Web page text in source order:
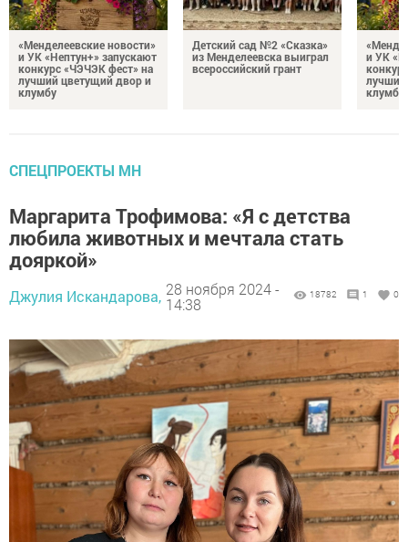
«Менделеевские новости»
и УК «Нептун+» запускают
конкурс «ЧЭЧЭК фест» на
лучший цветущий двор и
клумбу
Детский сад №2 «Сказка»
из Менделеевска выиграл
всероссийский грант
и УК
лучший
клумбу
СПЕЦПРОЕКТЫ МН
Маргарита Трофимова: «Я с детства
любила животных и мечтала стать
дояркой»
Джулия Искандарова, 28 ноября 2024 -
14:38
18782 1 0